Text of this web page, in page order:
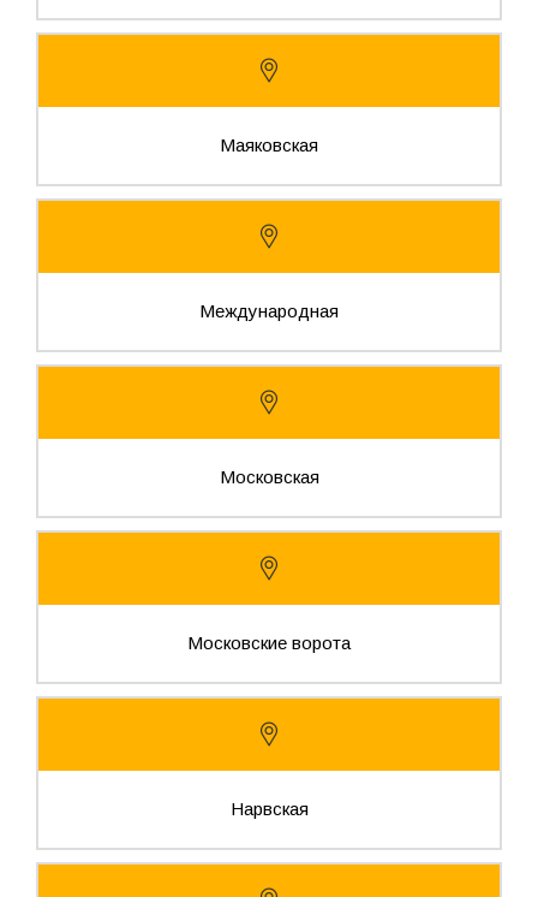
Маяковская
Международная
Московская
Московские ворота
Нарвская